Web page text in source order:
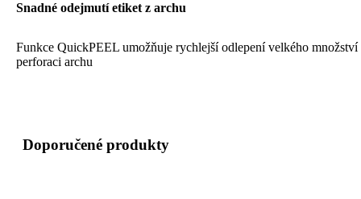
Snadné odejmutí etiket z archu
Funkce QuickPEEL umožňuje rychlejší odlepení velkého
perforaci archu
Doporučené produkty